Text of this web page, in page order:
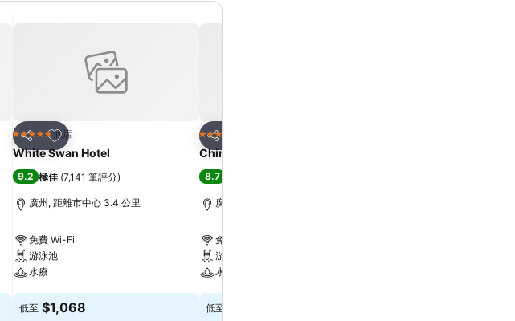
分享
放到收藏夾
5 星級 酒店
White Swan Hotel
9.2 極佳 (7,141 筆評分)
廣州, 距離市中心 3.4 公里
免費 Wi-Fi
游泳池
水療
查看價格
低至 $1,068
分享
5 星級
China Hotel
8.7
廣州, 距離市中心 1.3 公里
免費 Wi-Fi
游泳池
水療
查看價格
低至